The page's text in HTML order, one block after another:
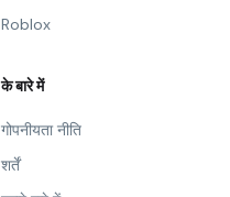
Roblox
के बारे में
गोपनीयता नीति
शर्तें